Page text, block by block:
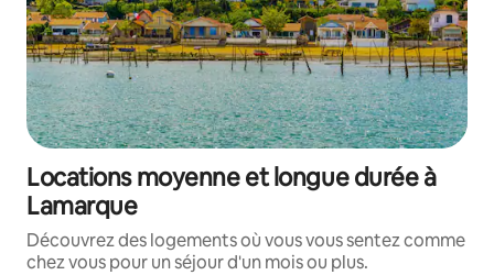
Locations moyenne et longue durée à
Lamarque
Découvrez des logements où vous vous sentez comme
chez vous pour un séjour d'un mois ou plus.